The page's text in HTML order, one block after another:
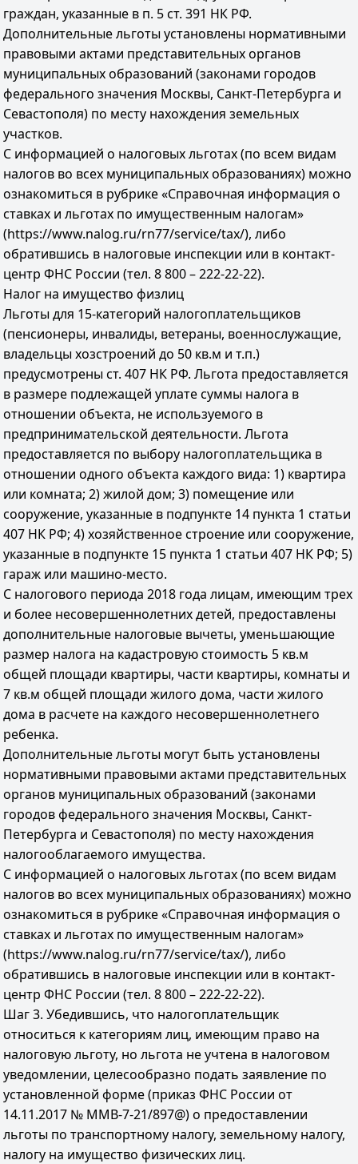
граждан, указанные в п. 5 ст. 391 НК РФ.
Дополнительные льготы установлены нормативными
правовыми актами представительных органов
муниципальных образований (законами городов
федерального значения Москвы, Санкт-Петербурга и
Севастополя) по месту нахождения земельных
участков.
С информацией о налоговых льготах (по всем видам
налогов во всех муниципальных образованиях) можно
ознакомиться в рубрике «Справочная информация о
ставках и льготах по имущественным налогам»
(https://www.nalog.ru/rn77/service/tax/), либо
обратившись в налоговые инспекции или в контакт-
центр ФНС России (тел. 8 800 – 222-22-22).
Налог на имущество физлиц
Льготы для 15-категорий налогоплательщиков
(пенсионеры, инвалиды, ветераны, военнослужащие,
владельцы хозстроений до 50 кв.м и т.п.)
предусмотрены ст. 407 НК РФ. Льгота предоставляется
в размере подлежащей уплате суммы налога в
отношении объекта, не используемого в
предпринимательской деятельности. Льгота
предоставляется по выбору налогоплательщика в
отношении одного объекта каждого вида: 1) квартира
или комната; 2) жилой дом; 3) помещение или
сооружение, указанные в подпункте 14 пункта 1 статьи
407 НК РФ; 4) хозяйственное строение или сооружение,
указанные в подпункте 15 пункта 1 статьи 407 НК РФ; 5)
гараж или машино-место.
С налогового периода 2018 года лицам, имеющим трех
и более несовершеннолетних детей, предоставлены
дополнительные налоговые вычеты, уменьшающие
размер налога на кадастровую стоимость 5 кв.м
общей площади квартиры, части квартиры, комнаты и
7 кв.м общей площади жилого дома, части жилого
дома в расчете на каждого несовершеннолетнего
ребенка.
Дополнительные льготы могут быть установлены
нормативными правовыми актами представительных
органов муниципальных образований (законами
городов федерального значения Москвы, Санкт-
Петербурга и Севастополя) по месту нахождения
налогооблагаемого имущества.
С информацией о налоговых льготах (по всем видам
налогов во всех муниципальных образованиях) можно
ознакомиться в рубрике «Справочная информация о
ставках и льготах по имущественным налогам»
(https://www.nalog.ru/rn77/service/tax/), либо
обратившись в налоговые инспекции или в контакт-
центр ФНС России (тел. 8 800 – 222-22-22).
Шаг 3. Убедившись, что налогоплательщик
относиться к категориям лиц, имеющим право на
налоговую льготу, но льгота не учтена в налоговом
уведомлении, целесообразно подать заявление по
установленной форме (приказ ФНС России от
14.11.2017 № ММВ-7-21/897@) о предоставлении
льготы по транспортному налогу, земельному налогу,
налогу на имущество физических лиц.